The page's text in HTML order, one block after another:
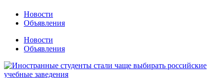
Новости
Объявления
Новости
Объявления